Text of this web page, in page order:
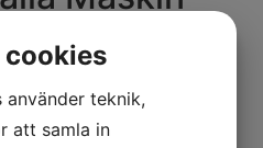
teknik,
att samla in